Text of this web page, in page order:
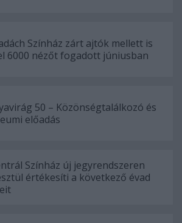
Színház zárt ajtók mellett is
6000 nézőt fogadott júniusban
50 – Közönségtalálkozó és
előadás
Színház új jegyrendszeren
értékesíti a következő évad